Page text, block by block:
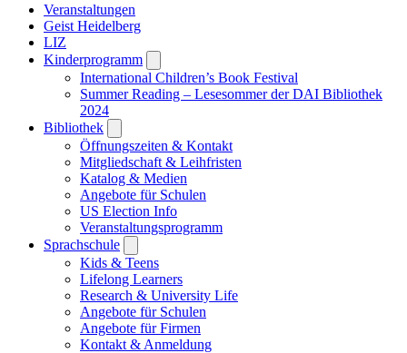
Veranstaltungen
Geist Heidelberg
LIZ
Kinderprogramm
submenu
International Children’s Book Festival
Summer Reading – Lesesommer der DAI Bibliothek
2024
Bibliothek
submenu
Öffnungszeiten & Kontakt
Mitgliedschaft & Leihfristen
Katalog & Medien
Angebote für Schulen
US Election Info
Veranstaltungsprogramm
Sprachschule
submenu
Kids & Teens
Lifelong Learners
Research & University Life
Angebote für Schulen
Angebote für Firmen
Kontakt & Anmeldung